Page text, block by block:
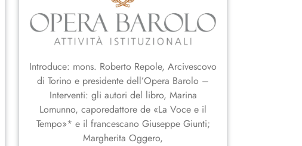
Introduce: mons. Roberto Repole, Arcivescovo
di Torino e presidente dell’Opera Barolo –
Interventi: gli autori del libro, Marina
Lomunno, caporedattore de «La Voce e il
Tempo»* e il francescano Giuseppe Giunti;
Margherita Oggero,